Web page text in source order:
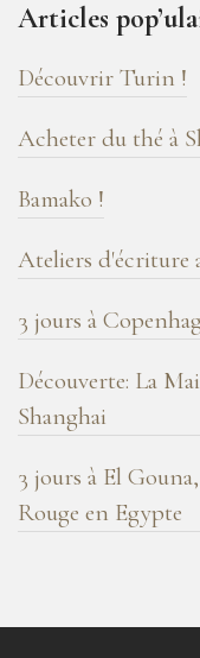
de
blog
!
Articles
Découvrir Turin !
Acheter du thé à
Bamako !
Ateliers d'écriture
3 jours à
Découverte: La
Shanghai
3 jours à El
Rouge en Egypte